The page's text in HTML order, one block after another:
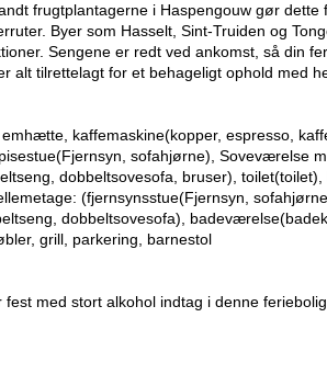
frugtplantagerne i Haspengouw gør dette
Byer som Hasselt, Sint-Truiden og
Sengene er redt ved ankomst, så din
alt tilrettelagt for et behageligt ophold med
kaffemaskine(kopper, espresso,
sofahjørne), Soveværelse
dobbeltsovesofa, bruser),
(fjernsynsstue(Fjernsyn,
dobbeltsovesofa),
grill, parkering, barnestol
med stort alkohol indtag i denne feriebolig